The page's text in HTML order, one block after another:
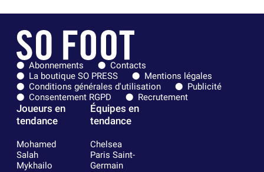
Abonnements
Contacts
La boutique SO PRESS
Mentions légales
Conditions générales d'utilisation
Publicité
Consentement RGPD
Recrutement
Joueurs en
tendance
Mohamed
Salah
Mykhailo
Équipes en
tendance
Chelsea
Paris Saint-
Germain